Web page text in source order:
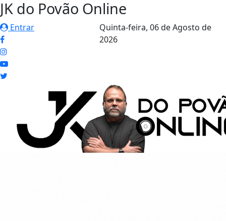
JK do Povão Online
Entrar Quinta-feira, 06 de Agosto de
2026